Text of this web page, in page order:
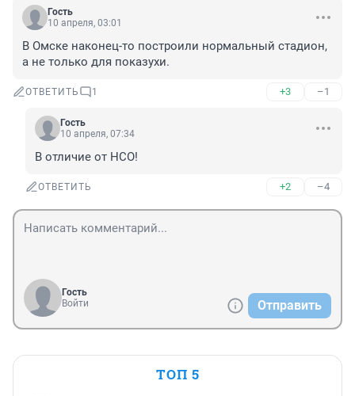
Гость
10 апреля, 03:01
В Омске наконец-то построили нормальный стадион,
а не только для показухи.
ОТВЕТИТЬ 1 +3 –1
Гость
10 апреля, 07:34
В отличие от НСО!
ОТВЕТИТЬ +2 –4
Гость
Войти
Отправить
ТОП 5